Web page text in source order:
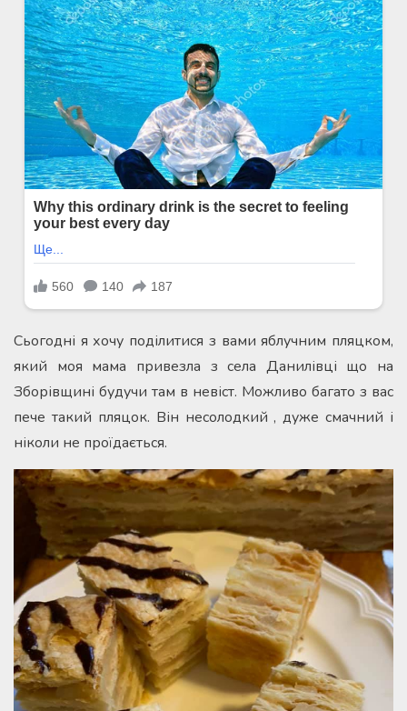
Сьогодні я хочу поділитися з вами яблучним пляцком,
який моя мама привезла з села Данилівці що на
Зборівщині будучи там в невіст. Можливо багато з вас
пече такий пляцок. Він несолодкий , дуже смачний і
ніколи не проїдається.